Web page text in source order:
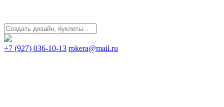
+7 (927) 036-10-13 rpkera@mail.ru